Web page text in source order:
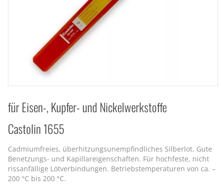
für Eisen-, Kupfer- und Nickelwerkstoffe
Castolin 1655
Cadmiumfreies, überhitzungsunempfindliches Silberlot. Gute
Benetzungs- und Kapillareigenschaften. Für hochfeste, nicht
rissanfällige Lötverbindungen. Betriebstemperaturen von ca. –
200 °C bis 200 °C.